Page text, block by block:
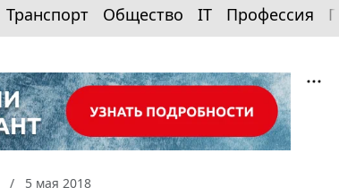
Транспорт Общество IT Профессия
5 мая 2018